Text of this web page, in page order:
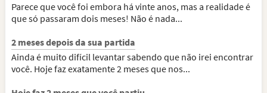
Parece que você foi embora há vinte anos, mas a realidade é
que só passaram dois meses! Não é nada...
2 meses depois da sua partida
Ainda é muito difícil levantar sabendo que não irei encontrar
você. Hoje faz exatamente 2 meses que nos...